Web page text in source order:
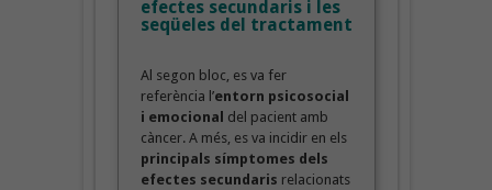
efectes secundaris i les
seqüeles del tractament
Al segon bloc, es va fer
referència l’entorn psicosocial
i emocional del pacient amb
càncer. A més, es va incidir en els
principals símptomes dels
efectes secundaris relacionats